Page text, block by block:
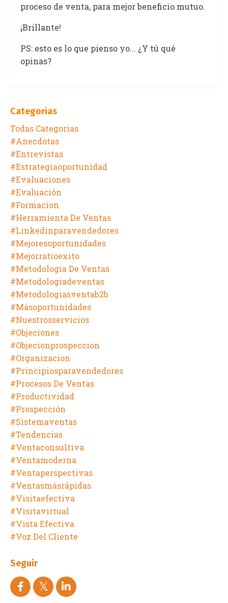
proceso de venta, para mejor beneficio mutuo.
¡Brillante!
PS: esto es lo que pienso yo... ¿Y tú qué
opinas?
Categorias
Todas Categorias
#anecdotas
#entrevistas
#estrategiaoportunidad
#evaluaciones
#evaluación
#formacion
#herramienta De Ventas
#linkedinparavendedores
#mejoresoportunidades
#mejorratioexito
#metodologia De Ventas
#metodologiadeventas
#metodologiasventab2b
#másoportunidades
#nuestrosservicios
#objeciones
#objecionprospeccion
#organizacion
#principiosparavendedores
#procesos De Ventas
#productividad
#prospección
#sistemaventas
#tendencias
#ventaconsultiva
#ventamoderna
#ventaperspectivas
#ventasmásrápidas
#visitaefectiva
#visitavirtual
#vista Efectiva
#voz Del Cliente
Seguir